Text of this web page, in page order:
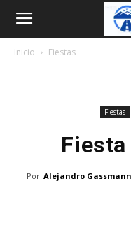
Argentina
Inicio Fiestas
Fiestas
Fiesta
Por Alejandro Gassmann